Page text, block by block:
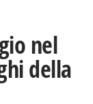
nel
della